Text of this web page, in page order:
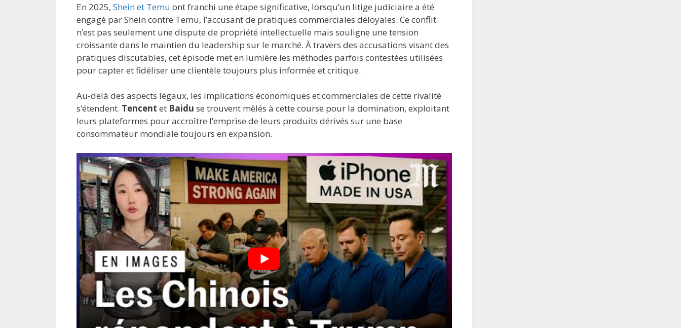
En 2025, Shein et Temu ont franchi une étape significative, lorsqu’un litige judiciaire a été
engagé par Shein contre Temu, l’accusant de pratiques commerciales déloyales. Ce conflit
n’est pas seulement une dispute de propriété intellectuelle mais souligne une tension
croissante dans le maintien du leadership sur le marché. À travers des accusations visant des
pratiques discutables, cet épisode met en lumière les méthodes parfois contestées utilisées
pour capter et fidéliser une clientèle toujours plus informée et critique.
Au-delà des aspects légaux, les implications économiques et commerciales de cette rivalité
s’étendent. Tencent et Baidu se trouvent mêlés à cette course pour la domination, exploitant
leurs plateformes pour accroître l’emprise de leurs produits dérivés sur une base
consommateur mondiale toujours en expansion.